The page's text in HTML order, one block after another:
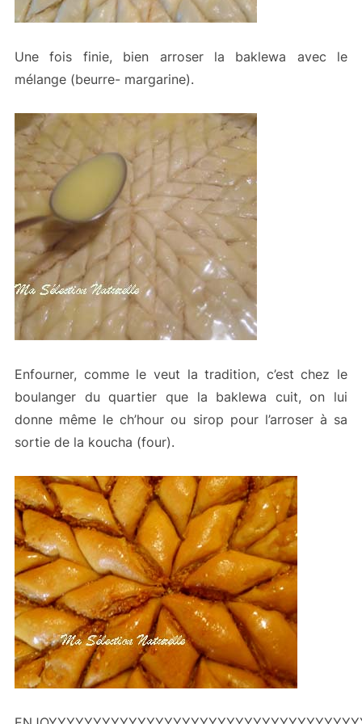
Une fois finie, bien arroser la baklewa avec le
mélange (beurre- margarine).
Enfourner, comme le veut la tradition, c’est chez le
boulanger du quartier que la baklewa cuit, on lui
donne même le ch’hour ou sirop pour l’arroser à sa
sortie de la koucha (four).